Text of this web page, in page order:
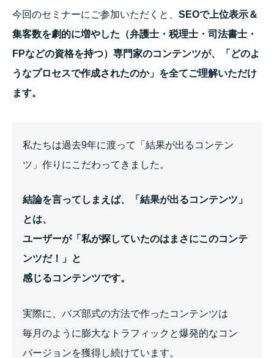
今回のセミナーにご参加いただくと、 SEOで上位表示＆
集客数を劇的に増やした （弁護士・税理士・司法書士・
FPなどの資格を持つ）専門家のコンテンツが、「 どのよ
うなプロセスで作成されたのか」を全てご理解いただけ
ます。
私たちは過去9年に渡って「結果が出るコンテン
ツ」作りにこだわってきました。
結論を言ってしまえば、「結果が出るコンテンツ」
とは、
ユーザーが「私が探していたのはまさにこのコンテ
ンツだ！」と
感じるコンテンツです。
実際に、バズ部式の方法で作ったコンテンツは
毎月のように膨大なトラフィックと爆発的なコン
バージョンを獲得し続けています。